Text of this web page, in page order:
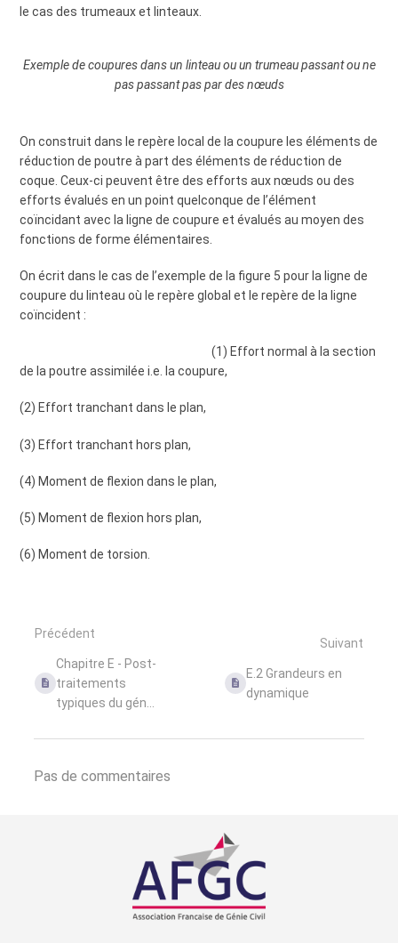
le cas des trumeaux et linteaux.
Exemple de coupures dans un linteau ou un trumeau passant ou ne
pas passant pas par des nœuds
On construit dans le repère local de la coupure les éléments de
réduction de poutre à part des éléments de réduction de
coque. Ceux-ci peuvent être des efforts aux nœuds ou des
efforts évalués en un point quelconque de l’élément
coïncidant avec la ligne de coupure et évalués au moyen des
fonctions de forme élémentaires.
On écrit dans le cas de l’exemple de la figure 5 pour la ligne de
coupure du linteau où le repère global et le repère de la ligne
coïncident :
(1) Effort normal à la section
de la poutre assimilée i.e. la coupure,
(2) Effort tranchant dans le plan,
(3) Effort tranchant hors plan,
(4) Moment de flexion dans le plan,
(5) Moment de flexion hors plan,
(6) Moment de torsion.
Précédent
Chapitre E - Post-
traitements
typiques du gén...
Suivant
E.2 Grandeurs en
dynamique
Pas de commentaires